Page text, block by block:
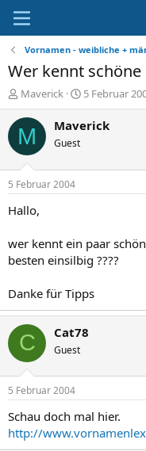
Vornamen - weibliche +
Wer kennt
E
r
s
t
l
e
r
Maverick
E
r
s
t
5 Februar
M Maverick
Guest
5 Februar 2004
Hallo,
wer kennt ein paar
besten einsilbig ????
Danke für Tipps
C Cat78
Guest
5 Februar 2004
Schau doch mal hier.
http://